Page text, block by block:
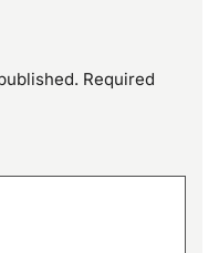
Required